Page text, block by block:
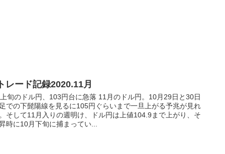
レード記録2020.11月
旬のドル円、103円台に急落 11月のドル円。10月29日と30日
での下髭陽線を見るに105円ぐらいまで一旦上がる予兆が見れ
そして11月入りの週明け、ドル円は上値104.9まで上がり、そ
時に10月下旬に捕まってい...